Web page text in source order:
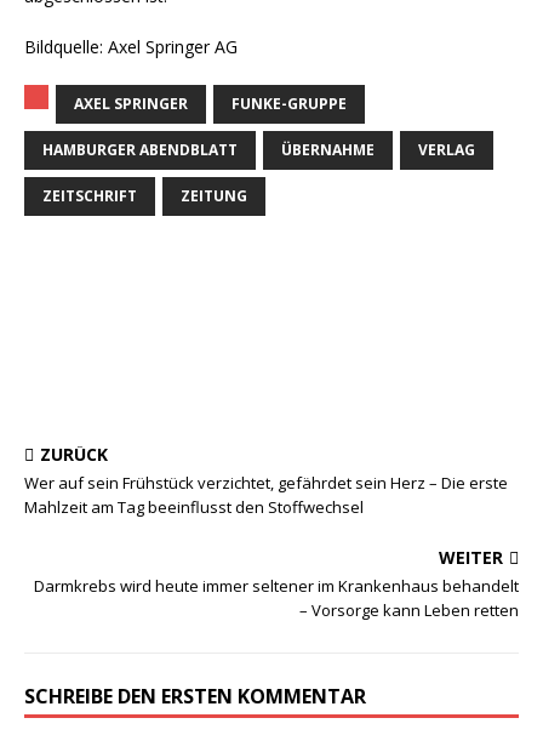
Bildquelle: Axel Springer AG
AXEL SPRINGER FUNKE-GRUPPE
HAMBURGER ABENDBLATT ÜBERNAHME VERLAG
ZEITSCHRIFT ZEITUNG
ZURÜCK
Wer auf sein Frühstück verzichtet, gefährdet sein Herz – Die erste
Mahlzeit am Tag beeinflusst den Stoffwechsel
WEITER
Darmkrebs wird heute immer seltener im Krankenhaus behandelt
– Vorsorge kann Leben retten
SCHREIBE DEN ERSTEN KOMMENTAR